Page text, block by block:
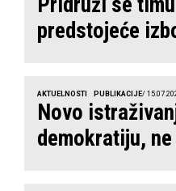
predstojeće
AKTUELNOSTI PUBLIKACIJE/
Novo
demokratiju,